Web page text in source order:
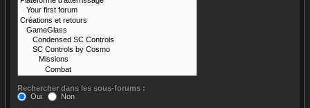
Rechercher dans les sous-forums :
Oui
Non